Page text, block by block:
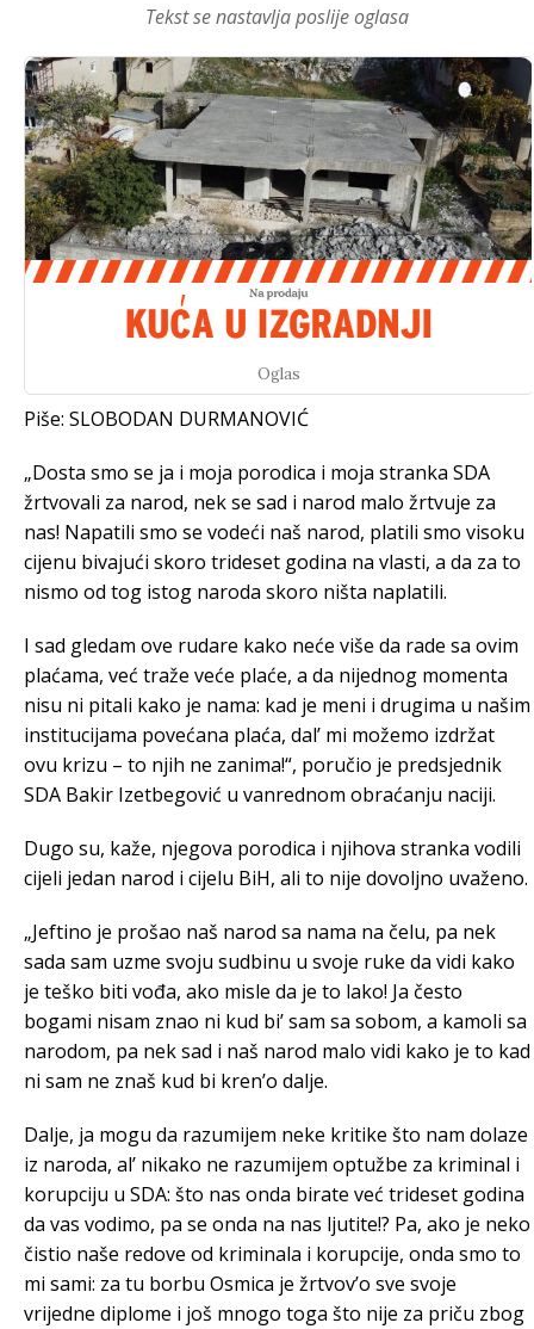
Tekst se nastavlja poslije oglasa
Oglas
Piše: SLOBODAN DURMANOVIĆ
„Dosta smo se ja i moja porodica i moja stranka SDA
žrtvovali za narod, nek se sad i narod malo žrtvuje za
nas! Napatili smo se vodeći naš narod, platili smo visoku
cijenu bivajući skoro trideset godina na vlasti, a da za to
nismo od tog istog naroda skoro ništa naplatili.
I sad gledam ove rudare kako neće više da rade sa ovim
plaćama, već traže veće plaće, a da nijednog momenta
nisu ni pitali kako je nama: kad je meni i drugima u našim
institucijama povećana plaća, dal’ mi možemo izdržat
ovu krizu – to njih ne zanima!“, poručio je predsjednik
SDA Bakir Izetbegović u vanrednom obraćanju naciji.
Dugo su, kaže, njegova porodica i njihova stranka vodili
cijeli jedan narod i cijelu BiH, ali to nije dovoljno uvaženo.
„Jeftino je prošao naš narod sa nama na čelu, pa nek
sada sam uzme svoju sudbinu u svoje ruke da vidi kako
je teško biti vođa, ako misle da je to lako! Ja često
bogami nisam znao ni kud bi’ sam sa sobom, a kamoli sa
narodom, pa nek sad i naš narod malo vidi kako je to kad
ni sam ne znaš kud bi kren’o dalje.
Dalje, ja mogu da razumijem neke kritike što nam dolaze
iz naroda, al’ nikako ne razumijem optužbe za kriminal i
korupciju u SDA: što nas onda birate već trideset godina
da vas vodimo, pa se onda na nas ljutite!? Pa, ako je neko
čistio naše redove od kriminala i korupcije, onda smo to
mi sami: za tu borbu Osmica je žrtvov’o sve svoje
vrijedne diplome i još mnogo toga što nije za priču zbog